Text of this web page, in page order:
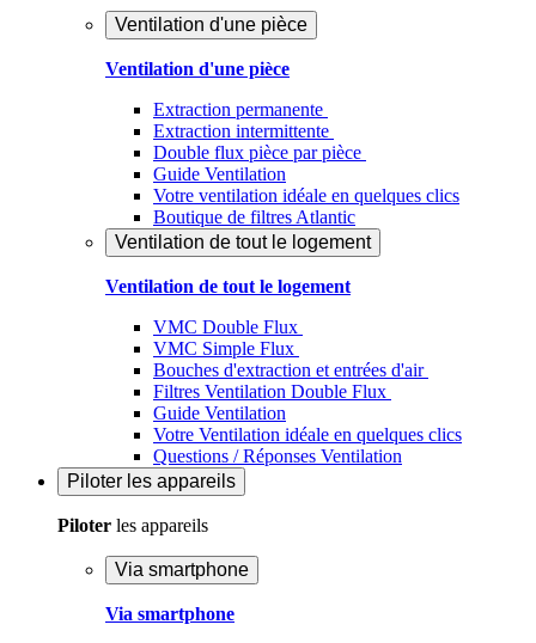
Ventilation d'une pièce
Ventilation d'une pièce
Extraction permanente
Extraction intermittente
Double flux pièce par pièce
Guide Ventilation
Votre ventilation idéale en quelques clics
Boutique de filtres Atlantic
Ventilation de tout le logement
Ventilation de tout le logement
VMC Double Flux
VMC Simple Flux
Bouches d'extraction et entrées d'air
Filtres Ventilation Double Flux
Guide Ventilation
Votre Ventilation idéale en quelques clics
Questions / Réponses Ventilation
Piloter les appareils
Piloter les appareils
Via smartphone
Via smartphone